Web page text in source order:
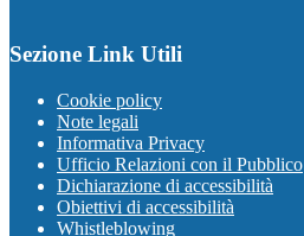
Sezione Link Utili
Cookie policy
Note legali
Informativa Privacy
Ufficio Relazioni con il Pubblico
Dichiarazione di accessibilità
Obiettivi di accessibilità
Whistleblowing